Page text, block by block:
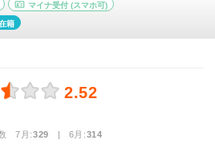
マイナ受付 (スマホ可)
籍
2.52
7月:329 | 6月:314